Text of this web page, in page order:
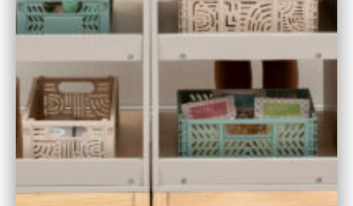
Registergericht & HRB-Nr.:
Amtsgericht Bremen
Umsatzsteuer-ID-Nr.:
DE307575664
Verantwortlich für den Inhalt:
Judit Wendt
DE – 28309 Bremen